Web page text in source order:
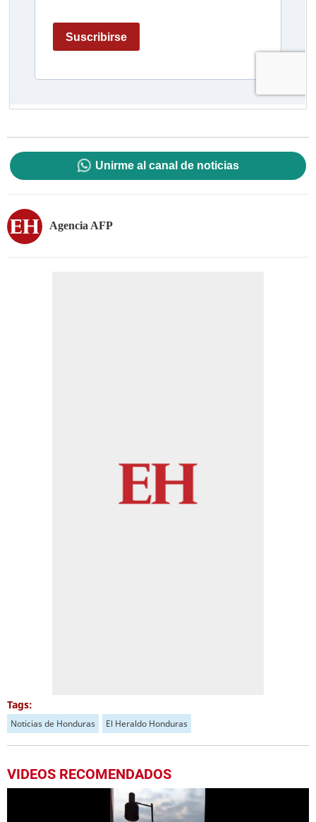
Unirme al canal de noticias
Agencia AFP
Tags:
Noticias de Honduras El Heraldo Honduras
VIDEOS RECOMENDADOS